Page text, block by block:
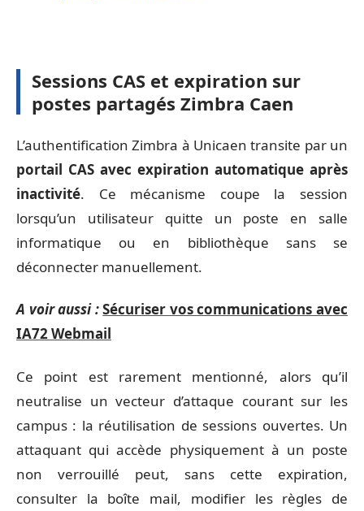
Sessions CAS et expiration sur
postes partagés Zimbra Caen
L’authentification Zimbra à Unicaen transite par un
portail CAS avec expiration automatique après
inactivité. Ce mécanisme coupe la session
lorsqu’un utilisateur quitte un poste en salle
informatique ou en bibliothèque sans se
déconnecter manuellement.
A voir aussi :Sécuriser vos communications avec
IA72 Webmail
Ce point est rarement mentionné, alors qu’il
neutralise un vecteur d’attaque courant sur les
campus : la réutilisation de sessions ouvertes. Un
attaquant qui accède physiquement à un poste
non verrouillé peut, sans cette expiration,
consulter la boîte mail, modifier les règles de